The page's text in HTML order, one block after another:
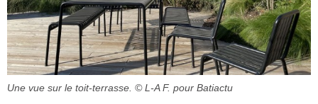
Une vue sur le toit-terrasse. © L-A F. pour Batiactu